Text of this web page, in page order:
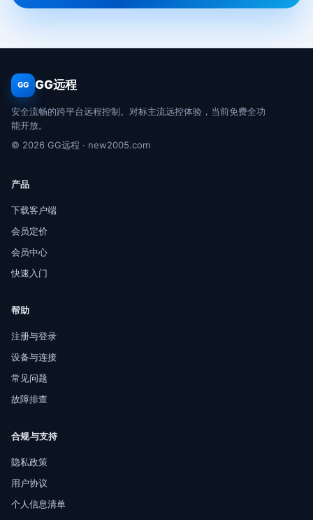
GG GG远程
安全流畅的跨平台远程控制。对标主流远控体验，当前免费全功
能开放。
© 2026 GG远程 · new2005.com
产品
下载客户端
会员定价
会员中心
快速入门
帮助
注册与登录
设备与连接
常见问题
故障排查
合规与支持
隐私政策
用户协议
个人信息清单